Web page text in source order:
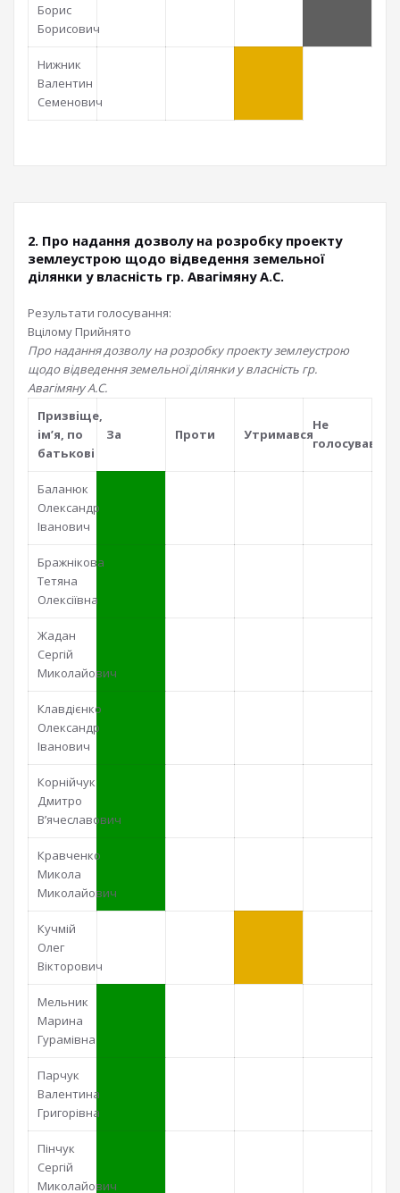
Борис
Борисович
Нижник
Валентин
Семенович
2. Про надання дозволу на розробку проекту
землеустрою щодо відведення земельної
ділянки у власність гр. Авагімяну А.С.
Результати голосування:
Вцілому Прийнято
Про надання дозволу на розробку проекту землеустрою
щодо відведення земельної ділянки у власність гр.
Авагімяну А.С.
Призвiще,
iм’я, по
батьковi
За Проти Утримався
Не
голосував
Баланюк
Олександр
Іванович
Бражнікова
Тетяна
Олексіївна
Жадан
Сергій
Миколайович
Клавдієнко
Олександр
Іванович
Корнійчук
Дмитро
В’ячеславович
Кравченко
Микола
Миколайович
Кучмій
Олег
Вікторович
Мельник
Марина
Гурамівна
Парчук
Валентина
Григорівна
Пінчук
Сергій
Миколайович